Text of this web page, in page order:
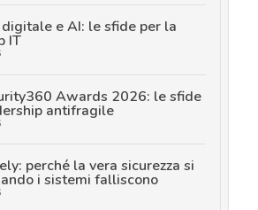
e AI: le sfide per la
IT
Awards 2026: le sfide
antifragile
perché la vera sicurezza si
i sistemi falliscono